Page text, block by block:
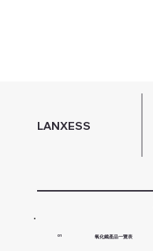
LANXESS
01 氧化鐵產品一覽表